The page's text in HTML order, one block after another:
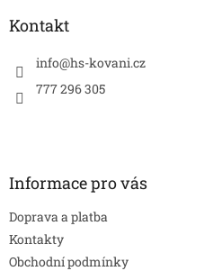
Kontakt
info@hs-kovani.cz
777 296 305
Informace pro vás
Doprava a platba
Kontakty
Obchodní podmínky